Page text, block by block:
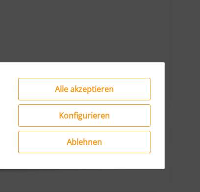
Alle akzeptieren
Konfigurieren
Ablehnen
500 °C